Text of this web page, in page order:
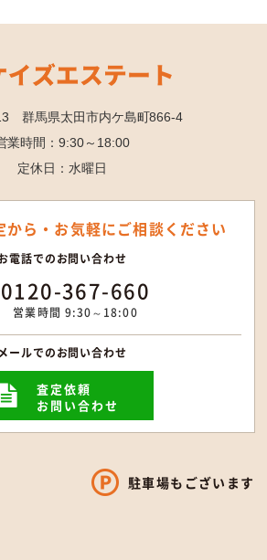
群馬県太田市内ケ島町866-4
業時間：9:30～18:00
定休日：水曜日
ら・ お気軽にご相談ください
電話でのお問い合わせ
0120-367-660
営業時間 9:30～18:00
ールでのお問い合わせ
査定依頼
お問い合わせ
駐車場もございます